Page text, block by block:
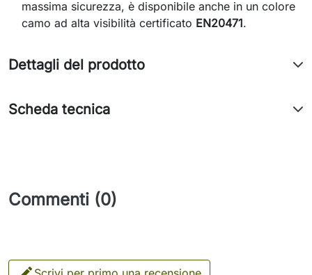
massima sicurezza, è disponibile anche in un colore
camo ad alta visibilità certificato EN20471.
Dettagli del prodotto
Scheda tecnica
Commenti (0)